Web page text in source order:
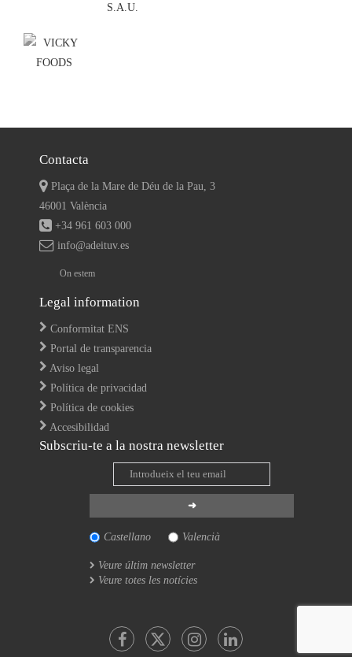
Contacta
Plaça de la Mare de Déu de la Pau, 3
46001 València
+34 961 603 000
info@adeituv.es
On estem
Legal information
Conformitat ENS
Portal de transparencia
Aviso legal
Política de privacidad
Política de cookies
Accesibilidad
Subscriu-te a la nostra newsletter
Castellano Valencià
Veure últim newsletter
Veure totes les notícies